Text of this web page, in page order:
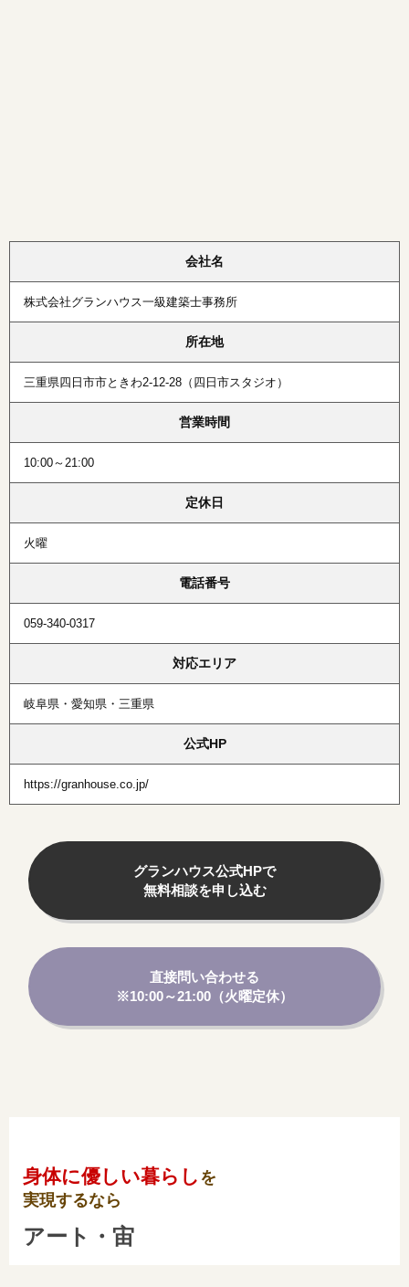
会社名
株式会社グランハウス一級建築士事務所
所在地
三重県四日市市ときわ2-12-28（四日市スタジオ）
営業時間
10:00～21:00
定休日
火曜
電話番号
059-340-0317
対応エリア
岐阜県・愛知県・三重県
公式HP
https://granhouse.co.jp/
グランハウス公式HPで
無料相談を申し込む
直接問い合わせる
※10:00～21:00（火曜定休）
身体に優しい暮らし を
実現するなら
アート・宙